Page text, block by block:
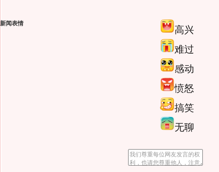
新闻表情
高兴
难过
感动
愤怒
搞笑
无聊